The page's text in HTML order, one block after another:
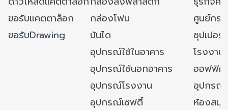
ขอรับแคตตาล็อก
กล่องโฟม
ศูนย์กร
ขอรับDrawing
บันได
ซุปเปอ
อุปกรณ์ใช้ในอาคาร
โรงงา
อุปกรณ์ใช้นอกอาคาร
ออฟฟิศ/
อุปกรณ์โรงงาน
อุปกรณ์
อุปกรณ์เซฟตี้
ห้องสมุ